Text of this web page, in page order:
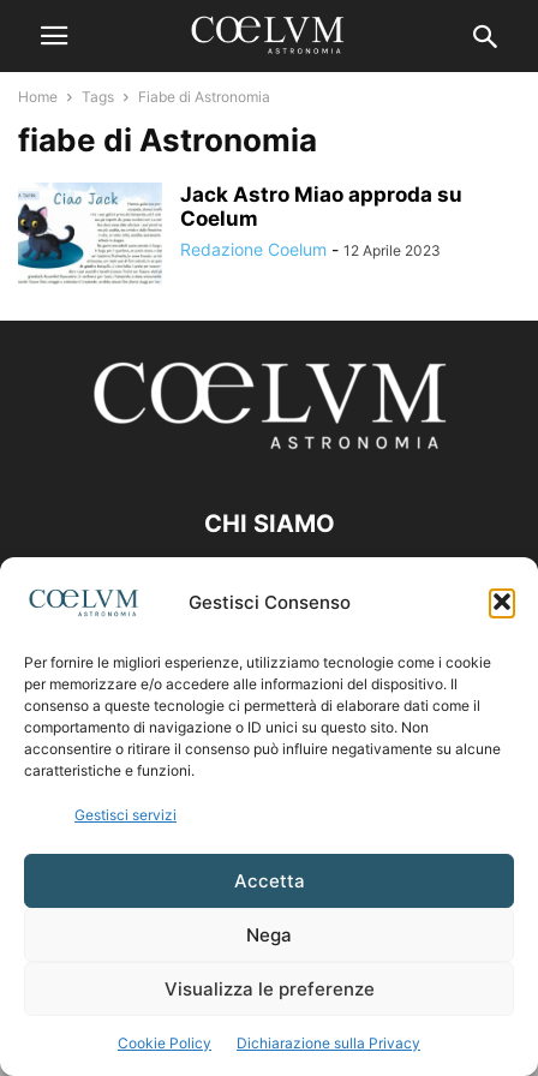
Gestisci Consenso
Per fornire le migliori esperienze, utilizziamo tecnologie come i cookie
per memorizzare e/o accedere alle informazioni del dispositivo. Il
consenso a queste tecnologie ci permetterà di elaborare dati come il
comportamento di navigazione o ID unici su questo sito. Non
acconsentire o ritirare il consenso può influire negativamente su alcune
caratteristiche e funzioni.
Gestisci servizi
Accetta
Nega
Visualizza le preferenze
Cookie Policy Dichiarazione sulla Privacy
Home Tags Fiabe di Astronomia
fiabe di Astronomia
Jack Astro Miao approda su
Coelum
Redazione Coelum - 12 Aprile 2023
CHI SIAMO
Contattaci:coelumastro@coelum.com
SEGUICI